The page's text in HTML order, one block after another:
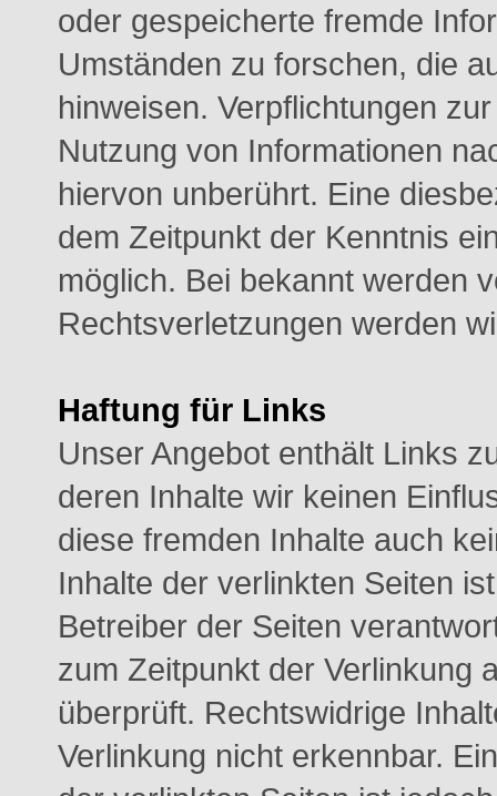
oder gespeicherte fremde
Umständen zu forschen, die
hinweisen. Verpflichtungen
Nutzung von Informationen
hiervon unberührt. Eine
dem Zeitpunkt der Kenntnis
möglich. Bei bekannt werden
Rechtsverletzungen werden
Haftung für Links
Unser Angebot enthält Links
deren Inhalte wir keinen
diese fremden Inhalte auch
Inhalte der verlinkten Seiten
Betreiber der Seiten
zum Zeitpunkt der Verlinkung
überprüft. Rechtswidrige
Verlinkung nicht erkennbar.